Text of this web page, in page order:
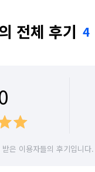
전체 후기 4
은 이용자들의 후기입니다.